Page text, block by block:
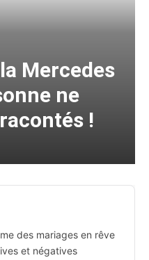
Mercedes
ne
!
des mariages en rêve
et négatives